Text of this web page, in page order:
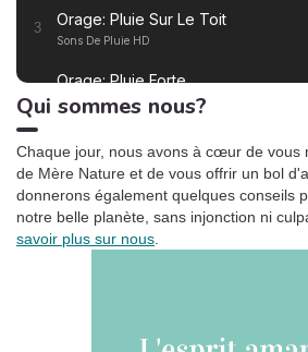
3 Orage: Pluie Sur Le Toit
Sons De Pluie HD
Orage: Pluie Forte
Sons De Pluie HD
5
Oasis de sommeil
6 La tempête tropicale à l'horizon
Somnolent Jean
Qui sommes nous?
Chaque jour, nous avons à cœur de vous
de Mère Nature et de vous offrir un bol
donnerons également quelques conseils
notre belle planète, sans injonction ni
savoir plus sur nous